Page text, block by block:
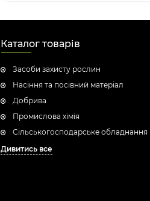
Каталог товарів
Засоби захисту рослин
Насіння та посівний матеріал
Добрива
Промислова хімія
Сільськогосподарське обладнання
Дивитись все